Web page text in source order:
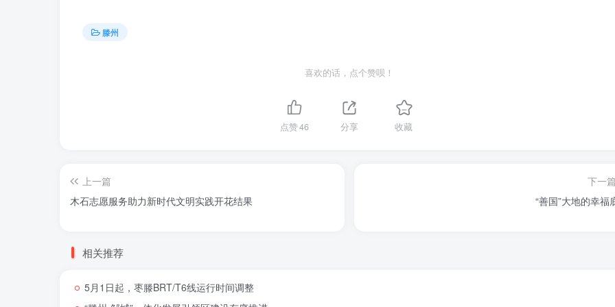
滕州
喜欢的话，点个赞呗！
点赞46 分享 收藏
上一篇
木石志愿服务助力新时代文明实践开花结果
下一
“善国”大地的幸福
相关推荐
5月1日起，枣滕BRT/T6线运行时间调整